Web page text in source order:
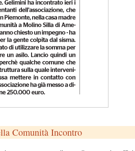
Comunità Incontro